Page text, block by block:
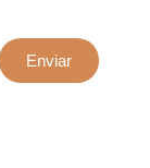
Enviar